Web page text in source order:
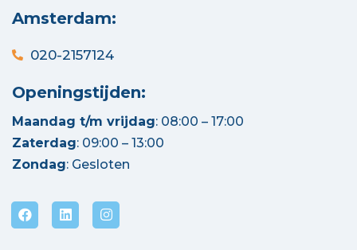
Amsterdam:
020-2157124
Openingstijden:
Maandag t/m vrijdag: 08:00 – 17:00
Zaterdag: 09:00 – 13:00
Zondag: Gesloten